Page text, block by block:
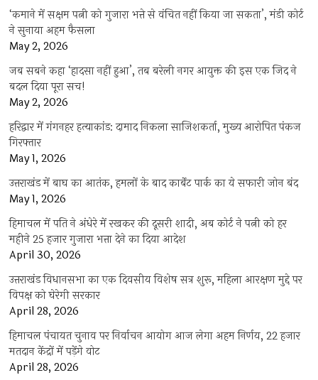
‘कमाने में सक्षम पत्नी को गुजारा भत्ते से वंचित नहीं किया जा सकता’, मंडी कोर्ट
ने सुनाया अहम फैसला
May 2, 2026
जब सबने कहा ‘हादसा नहीं हुआ’, तब बरेली नगर आयुक्त की इस एक जिद ने
बदल दिया पूरा सच!
May 2, 2026
हरिद्वार में गंगनहर हत्याकांड: दामाद निकला साजिशकर्ता, मुख्य आरोपित पंकज
गिरफ्तार
May 1, 2026
उत्तराखंड में बाघ का आतंक, हमलों के बाद कार्बेट पार्क का ये सफारी जोन बंद
May 1, 2026
हिमाचल में पति ने अंधेरे में रखकर की दूसरी शादी, अब कोर्ट ने पत्नी को हर
महीने 25 हजार गुजारा भत्ता देने का दिया आदेश
April 30, 2026
उत्तराखंड विधानसभा का एक दिवसीय विशेष सत्र शुरू, महिला आरक्षण मुद्दे पर
विपक्ष को घेरेगी सरकार
April 28, 2026
हिमाचल पंचायत चुनाव पर निर्वाचन आयोग आज लेगा अहम निर्णय, 22 हजार
मतदान केंद्रों में पड़ेंगे वोट
April 28, 2026